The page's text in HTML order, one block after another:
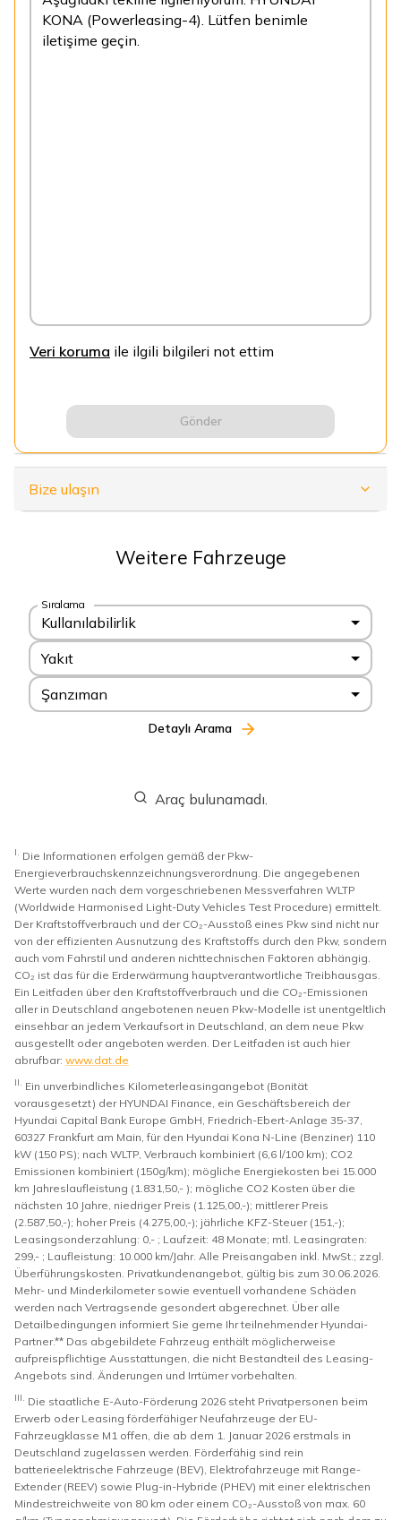
Veri koruma ile ilgili bilgileri not ettim
Gönder
Bize ulaşın
Weitere Fahrzeuge
Sıralama
Kullanılabilirlik
Yakıt
Şanzıman
Detaylı Arama
Araç bulunamadı.
I. Die Informationen erfolgen gemäß der Pkw-
Energieverbrauchskennzeichnungsverordnung. Die angegebenen
Werte wurden nach dem vorgeschriebenen Messverfahren WLTP
(Worldwide Harmonised Light-Duty Vehicles Test Procedure) ermittelt.
Der Kraftstoffverbrauch und der CO₂-Ausstoß eines Pkw sind nicht nur
von der effizienten Ausnutzung des Kraftstoffs durch den Pkw, sondern
auch vom Fahrstil und anderen nichttechnischen Faktoren abhängig.
CO₂ ist das für die Erderwärmung hauptverantwortliche Treibhausgas.
Ein Leitfaden über den Kraftstoffverbrauch und die CO₂-Emissionen
aller in Deutschland angebotenen neuen Pkw-Modelle ist unentgeltlich
einsehbar an jedem Verkaufsort in Deutschland, an dem neue Pkw
ausgestellt oder angeboten werden. Der Leitfaden ist auch hier
abrufbar: www.dat.de
II. Ein unverbindliches Kilometerleasingangebot (Bonität
vorausgesetzt) der HYUNDAI Finance, ein Geschäftsbereich der
Hyundai Capital Bank Europe GmbH, Friedrich-Ebert-Anlage 35-37,
60327 Frankfurt am Main, für den Hyundai Kona N-Line (Benziner) 110
kW (150 PS); nach WLTP, Verbrauch kombiniert (6,6 l/100 km); CO2
Emissionen kombiniert (150g/km); mögliche Energiekosten bei 15.000
km Jahreslaufleistung (1.831,50,- ); mögliche CO2 Kosten über die
nächsten 10 Jahre, niedriger Preis (1.125,00,-); mittlerer Preis
(2.587,50,-); hoher Preis (4.275,00,-); jährliche KFZ-Steuer (151,-);
Leasingsonderzahlung: 0,- ; Laufzeit: 48 Monate; mtl. Leasingraten:
299,- ; Laufleistung: 10.000 km/Jahr. Alle Preisangaben inkl. MwSt.; zzgl.
Überführungskosten. Privatkundenangebot, gültig bis zum 30.06.2026.
Mehr- und Minderkilometer sowie eventuell vorhandene Schäden
werden nach Vertragsende gesondert abgerechnet. Über alle
Detailbedingungen informiert Sie gerne Ihr teilnehmender Hyundai-
Partner.** Das abgebildete Fahrzeug enthält möglicherweise
aufpreispflichtige Ausstattungen, die nicht Bestandteil des Leasing-
Angebots sind. Änderungen und Irrtümer vorbehalten.
III. Die staatliche E-Auto-Förderung 2026 steht Privatpersonen beim
Erwerb oder Leasing förderfähiger Neufahrzeuge der EU-
Fahrzeugklasse M1 offen, die ab dem 1. Januar 2026 erstmals in
Deutschland zugelassen werden. Förderfähig sind rein
batterieelektrische Fahrzeuge (BEV), Elektrofahrzeuge mit Range-
Extender (REEV) sowie Plug-in-Hybride (PHEV) mit einer elektrischen
Mindestreichweite von 80 km oder einem CO₂-Ausstoß von max. 60